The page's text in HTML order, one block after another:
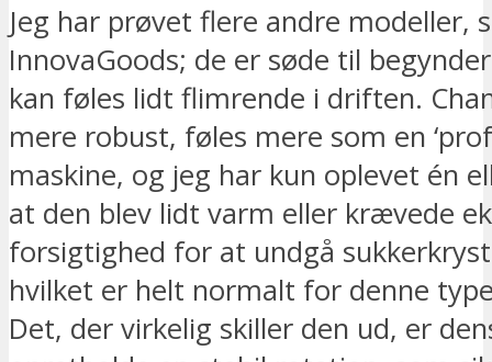
Jeg har prøvet flere andre modeller,
InnovaGoods; de er søde til
kan føles lidt flimrende i driften.
mere robust, føles mere som en
maskine, og jeg har kun oplevet én
at den blev lidt varm eller krævede
forsigtighed for at undgå
hvilket er helt normalt for denne
Det, der virkelig skiller den ud, er